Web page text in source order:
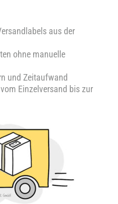
aus der
ohne manuelle
und Zeitaufwand
Einzelversand bis zur